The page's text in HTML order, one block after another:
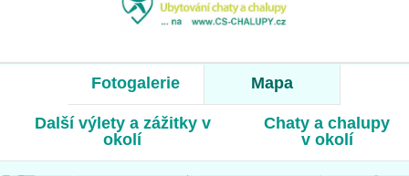
Fotogalerie Mapa
Další výlety a zážitky v
okolí
Chaty a chalupy
v okolí